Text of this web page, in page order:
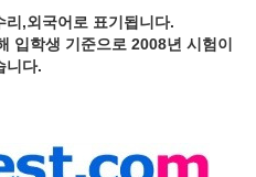
,외국어로 표기됩니다.
입학생 기준으로 2008년 시험이
니다.